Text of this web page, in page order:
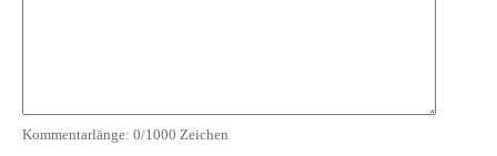
Kommentarlänge: 0/1000 Zeichen